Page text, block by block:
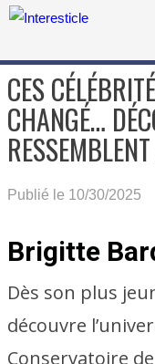
CES
CHANGÉ…
Publié le 10/30/2025
Brigitte
Dès son plus
découvre
Conservatoire